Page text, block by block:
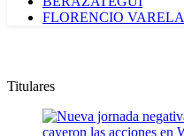
FLORENCIO VARELA
Titulares